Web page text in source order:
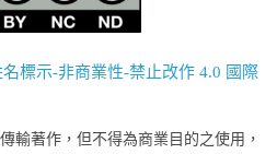
名標示-非商業性-禁止改作 4.0 國際
輸著作，但不得為商業目的之使用，